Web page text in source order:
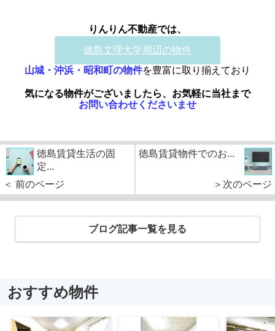
りんりん不動産では、
徳島文理大学周辺の物件
山城・沖浜・昭和町の物件を豊富に取り揃えており
気になる物件がございましたら、お気軽に当社まで
お問い合わせくださいませ
徳島賃貸生活の固
定...
＜ 前のページ
徳島賃貸物件でのお...
＞次のページ
ブログ記事一覧を見る
おすすめ物件